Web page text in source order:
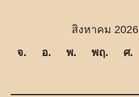
สิงหาคม 2026
จ.
อ. พ. พฤ. ศ.